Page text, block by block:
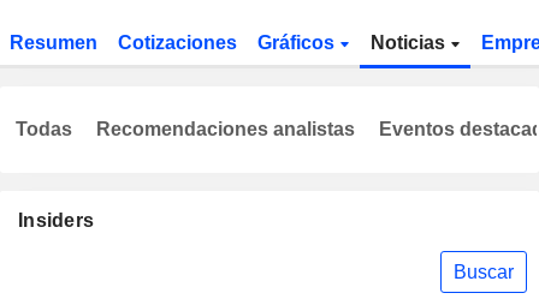
Resumen Cotizaciones Gráficos Noticias
Insiders
Buscar
Todas Recomendaciones analistas Eventos